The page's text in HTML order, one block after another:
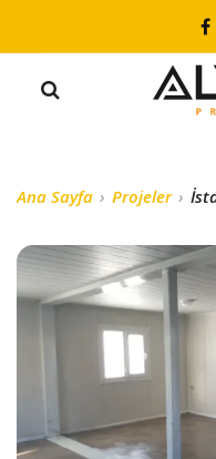
Ana Sayfa Projeler